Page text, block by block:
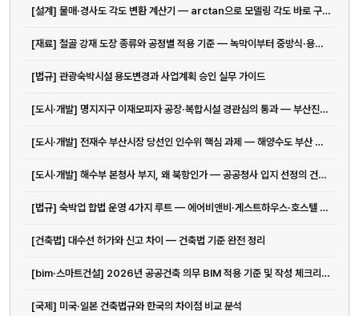
[설계] 물매·경사도 각도 변환 계산기 — arctan으로 모델링 각도 바로 구하기
[재료] 철골 강재 도장 종류와 공정별 적용 기준 — 녹막이부터 중방식·용융아연도금까지
[법규] 관광숙박시설 용도변경과 사업계획 승인 실무 가이드
[도시·개발] 명지지구 이재모피자 공장·복합시설 경관심의 통과 — 부산진해경제자유구역 건축 현황
[도시·개발] 전재수 부산시장 당선인 인수위 핵심 과제 — 해양수도 부산 완성과 ...
[도시·개발] 해수부 본청사 부지, 왜 북항인가 — 공공청사 입지 선정의 건축·도시계획 기준
[법규] 숙박업 합법 운영 4가지 루트 — 에어비앤비·게스트하우스·호스텔 법규 완전 정리
[건축법] 대수선 허가와 신고 차이 — 건축법 기준 완전 정리
[bim·스마트건설] 2026년 공공건축 의무 BIM 적용 기준 및 작성 체크리스트
[국제] 미국·일본 건축법규와 한국의 차이점 비교 분석